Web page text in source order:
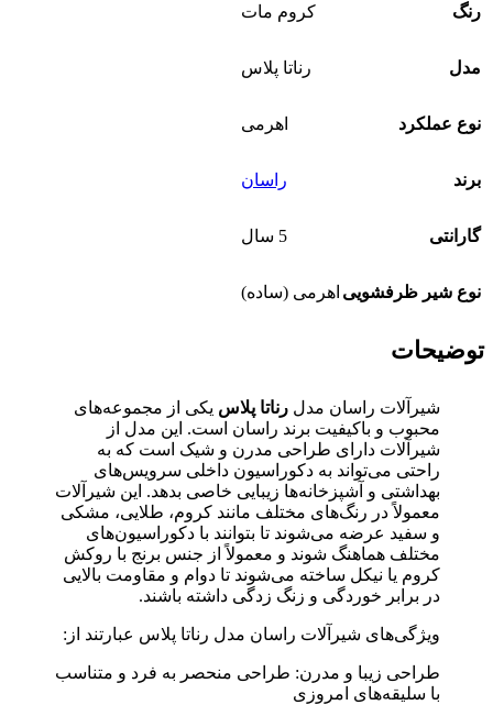
رنگ کروم مات
مدل رناتا پلاس
نوع عملکرد اهرمی
برند راسان
گارانتی 5 سال
نوع شیر ظرفشویی اهرمی (ساده)
توضیحات
شیرآلات راسان مدل رناتا پلاس یکی از مجموعه‌های
محبوب و باکیفیت برند راسان است. این مدل از
شیرآلات دارای طراحی مدرن و شیک است که به
راحتی می‌تواند به دکوراسیون داخلی سرویس‌های
بهداشتی و آشپزخانه‌ها زیبایی خاصی بدهد. این شیرآلات
معمولاً در رنگ‌های مختلف مانند کروم، طلایی، مشکی
و سفید عرضه می‌شوند تا بتوانند با دکوراسیون‌های
مختلف هماهنگ شوند و معمولاً از جنس برنج با روکش
کروم یا نیکل ساخته می‌شوند تا دوام و مقاومت بالایی
در برابر خوردگی و زنگ زدگی داشته باشند.
ویژگی‌های شیرآلات راسان مدل رناتا پلاس عبارتند از:
طراحی زیبا و مدرن: طراحی منحصر به فرد و متناسب
با سلیقه‌های امروزی